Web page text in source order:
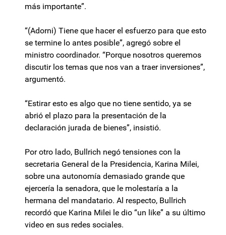
más importante”.
“(Adorni) Tiene que hacer el esfuerzo para que esto
se termine lo antes posible”, agregó sobre el
ministro coordinador. “Porque nosotros queremos
discutir los temas que nos van a traer inversiones”,
argumentó.
“Estirar esto es algo que no tiene sentido, ya se
abrió el plazo para la presentación de la
declaración jurada de bienes”, insistió.
Por otro lado, Bullrich negó tensiones con la
secretaria General de la Presidencia, Karina Milei,
sobre una autonomía demasiado grande que
ejercería la senadora, que le molestaría a la
hermana del mandatario. Al respecto, Bullrich
recordó que Karina Milei le dio “un like” a su último
video en sus redes sociales.